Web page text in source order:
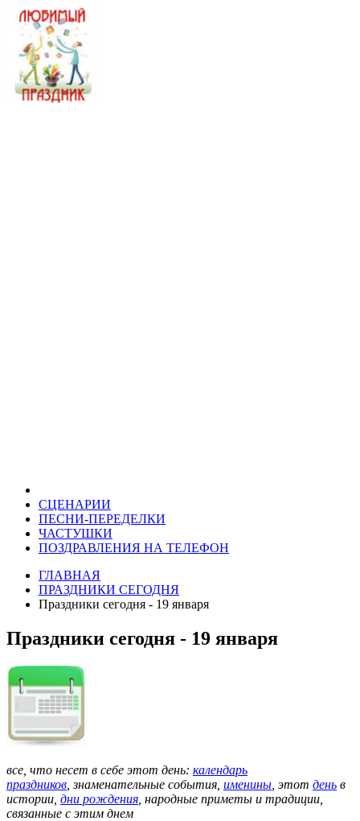
СЦЕНАРИИ
ПЕСНИ-ПЕРЕДЕЛКИ
ЧАСТУШКИ
ПОЗДРАВЛЕНИЯ НА ТЕЛЕФОН
ГЛАВНАЯ
ПРАЗДНИКИ СЕГОДНЯ
Праздники сегодня - 19 января
Праздники сегодня - 19 января
все, что несет в себе этот день: календарь
праздников ,знаменательные события, именины , этот день в
истории, дни рождения , народные приметы и традиции,
связанные с этим днем